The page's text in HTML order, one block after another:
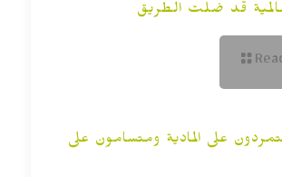
قد ضلت الطريق
على المادية ومتسامون على